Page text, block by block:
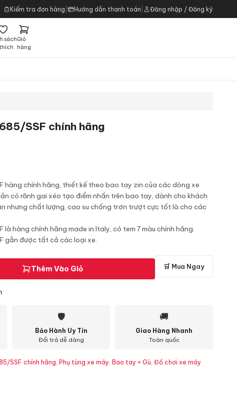
Kiểm tra đơn hàng Hướng dẫn thanh toán Đăng nhập / Đăng ký
sáchGiỏ
hàng
SSF chính hãng
hàng chính hãng, thiết kế theo bao tay zin của các dòng xe
có rãnh gai xéo tạo điểm nhấn trên bao tay, dành cho khách
nhưng chất lượng, cao su chống trơn trượt cực tốt là cho các
hàng chính hãng made in Italy, có tem 7 màu chính hãng.
gắn được tất cả các loại xe.
Thêm Vào Giỏ 🛒 Mua Ngay
🛡
Bảo Hành Uy Tín
Đổi trả dễ dàng
🚚
Giao Hàng Nhanh
Toàn quốc
SSF chính hãng, Phụ tùng xe máy, Bao tay + Gù, Đồ chơi xe máy